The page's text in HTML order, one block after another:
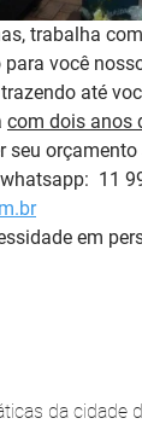
trabalha
você
até
com dois anos
seu
11
em
da cidade